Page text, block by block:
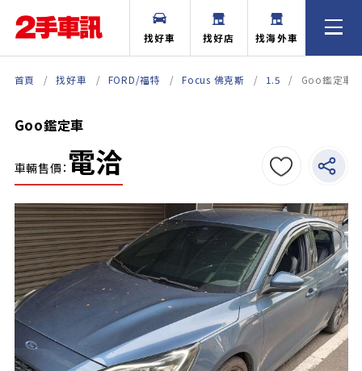
找好車 找好店 找海外車
首頁 找好車 FORD/福特 Focus 佛克斯 1.5 Goo鑑定車
Goo鑑定車
車輛售價： 電洽